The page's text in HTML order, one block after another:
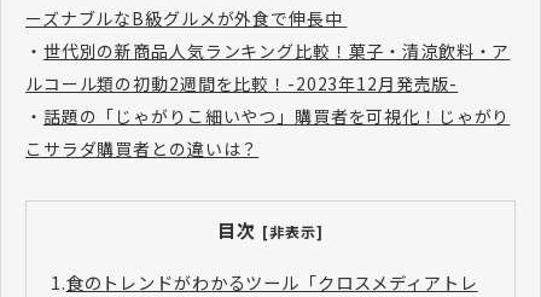
ーズナブルなB級グルメが外食で伸長中
・ 世代別の新商品人気ランキング比較！菓子・清涼飲料・ア
ルコール類の初動2週間を比較！-2023年12月発売版-
・ 話題の「じゃがりこ細いやつ」購買者を可視化！じゃがり
こサラダ購買者との違いは？
目次 [非表示]
1.食のトレンドがわかるツール「クロスメディアトレ